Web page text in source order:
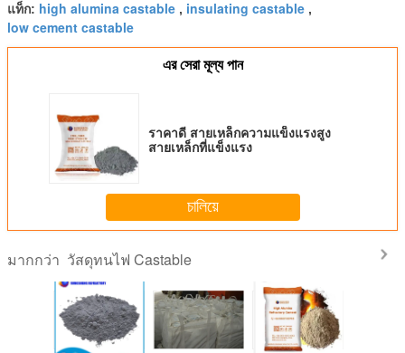
แท็ก: high alumina castable , insulating castable ,
low cement castable
এর সেরা মূল্য পান
ราคาดี สายเหล็กความแข็งแรงสูง
สายเหล็กที่แข็งแรง
চালিয়ে
มากกว่า วัสดุทนไฟ Castable